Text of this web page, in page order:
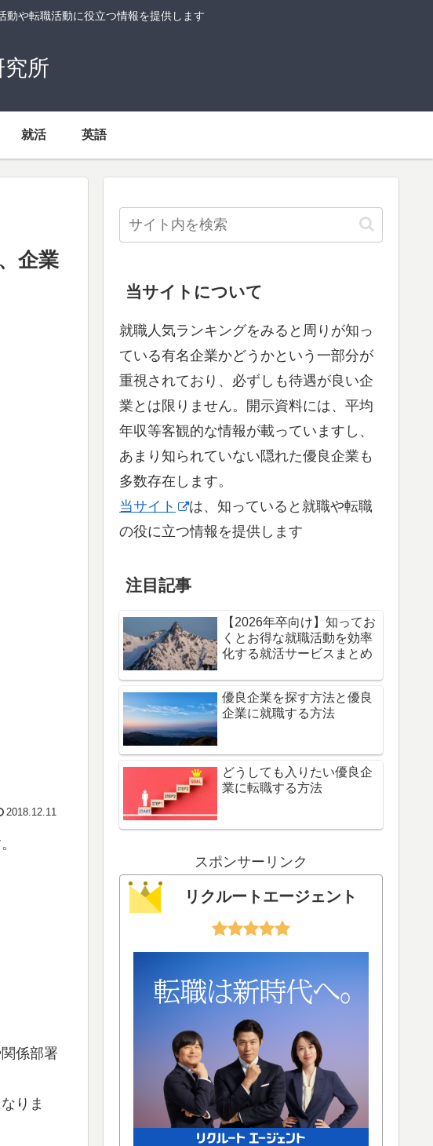
や転職活動に役立つ情報を提供します
所
就活 英語
企業
2018.12.11
係部署
りま
当サイトについて
就職人気ランキングをみると周りが知っ
ている有名企業かどうかという一部分が
重視されており、必ずしも待遇が良い企
業とは限りません。開示資料には、平均
年収等客観的な情報が載っていますし、
あまり知られていない隠れた優良企業も
多数存在します。
当サイト
は、知っていると就職や転職
の役に立つ情報を提供します
注目記事
【2026年卒向け】知ってお
くとお得な就職活動を効率
化する就活サービスまとめ
優良企業を探す方法と優良
企業に就職する方法
どうしても入りたい優良企
業に転職する方法
スポンサーリンク
リクルートエージェント